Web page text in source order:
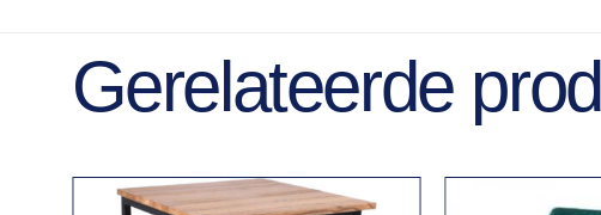
Gerelateerde